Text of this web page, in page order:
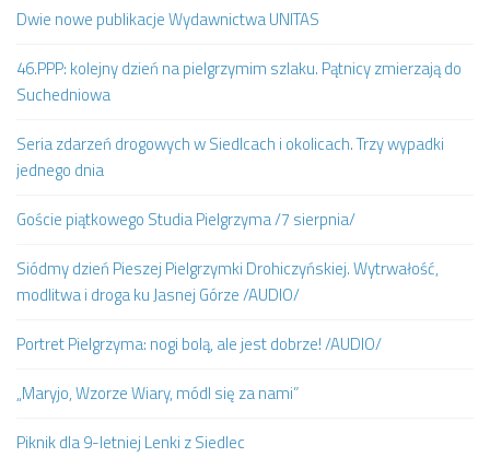
Dwie nowe publikacje Wydawnictwa UNITAS
46.PPP: kolejny dzień na pielgrzymim szlaku. Pątnicy zmierzają do
Suchedniowa
Seria zdarzeń drogowych w Siedlcach i okolicach. Trzy wypadki
jednego dnia
Goście piątkowego Studia Pielgrzyma /7 sierpnia/
Siódmy dzień Pieszej Pielgrzymki Drohiczyńskiej. Wytrwałość,
modlitwa i droga ku Jasnej Górze /AUDIO/
Portret Pielgrzyma: nogi bolą, ale jest dobrze! /AUDIO/
„Maryjo, Wzorze Wiary, módl się za nami”
Piknik dla 9-letniej Lenki z Siedlec